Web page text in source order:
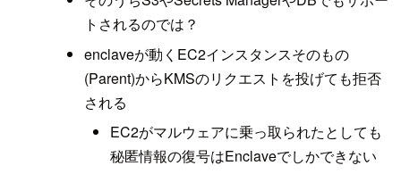
トされるのでは？
enclaveが動くEC2インスタンスそのもの
(Parent)からKMSのリクエストを投げても拒否
される
EC2がマルウェアに乗っ取られたとしても
秘匿情報の復号はEnclaveでしかできない